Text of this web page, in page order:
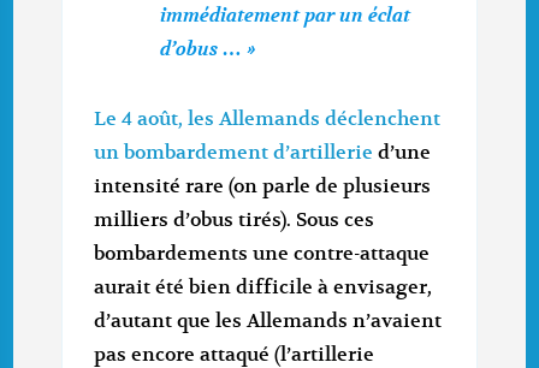
immédiatement par un éclat
d’obus … »
Le 4 août, les Allemands déclenchent
un bombardement d’artillerie d’une
intensité rare (on parle de plusieurs
milliers d’obus tirés). Sous ces
bombardements une contre-attaque
aurait été bien difficile à envisager,
d’autant que les Allemands n’avaient
pas encore attaqué (l’artillerie